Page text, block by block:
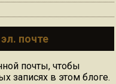
почте
почты, чтобы
записях в этом блоге.